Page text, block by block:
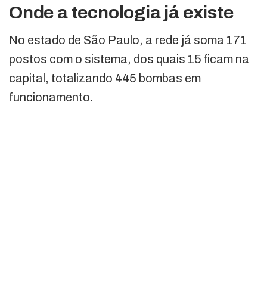
Onde a tecnologia já existe
No estado de São Paulo, a rede já soma 171
postos com o sistema, dos quais 15 ficam na
capital, totalizando 445 bombas em
funcionamento.